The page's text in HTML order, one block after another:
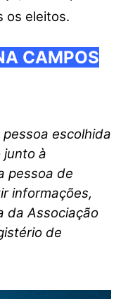
os eleitos.
CAMPOS
escolhida
junto à
pessoa de
informações,
da Associação
de